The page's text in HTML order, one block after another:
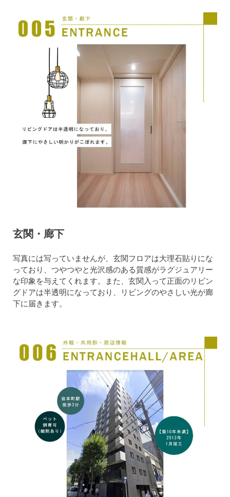
玄関・廊下
写真には写っていませんが、玄関フロアは大理石貼りにな
っており、つやつやと光沢感のある質感がラグジュアリー
な印象を与えてくれます。また、玄関入って正面のリビン
グドアは半透明になっており、リビングのやさしい光が廊
下に届きます。